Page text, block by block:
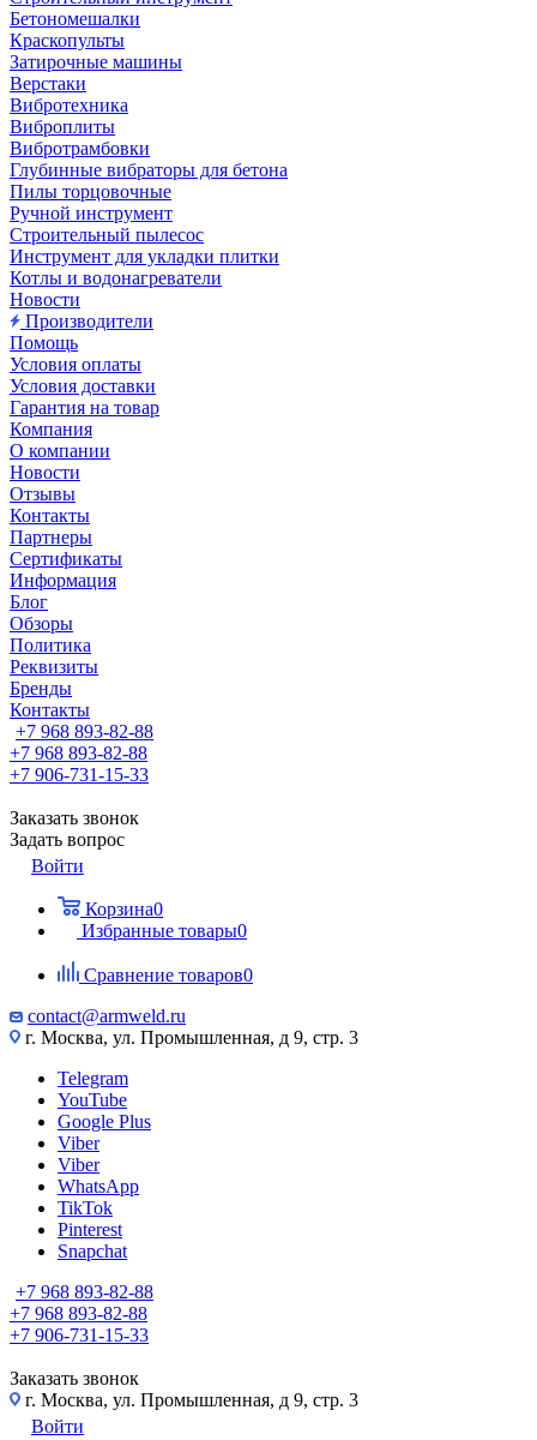
Бетономешалки
Краскопульты
Затирочные машины
Верстаки
Вибротехника
Виброплиты
Вибротрамбовки
Глубинные вибраторы для бетона
Пилы торцовочные
Ручной инструмент
Строительный пылесос
Инструмент для укладки плитки
Котлы и водонагреватели
Новости
Производители
Помощь
Условия оплаты
Условия доставки
Гарантия на товар
Компания
О компании
Новости
Отзывы
Контакты
Партнеры
Сертификаты
Информация
Блог
Обзоры
Политика
Реквизиты
Бренды
Контакты
+7 968 893-82-88
+7 968 893-82-88
+7 906-731-15-33
Заказать звонок
Задать вопрос
Войти
Корзина0
Избранные товары0
Сравнение товаров0
contact@armweld.ru
г. Москва, ул. Промышленная, д 9, стр. 3
Telegram
YouTube
Google Plus
Viber
Viber
WhatsApp
TikTok
Pinterest
Snapchat
+7 968 893-82-88
+7 968 893-82-88
+7 906-731-15-33
Заказать звонок
г. Москва, ул. Промышленная, д 9, стр. 3
Войти